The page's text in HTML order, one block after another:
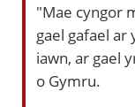
"Mae cyngor
gael gafael ar
iawn, ar gael
o Gymru.